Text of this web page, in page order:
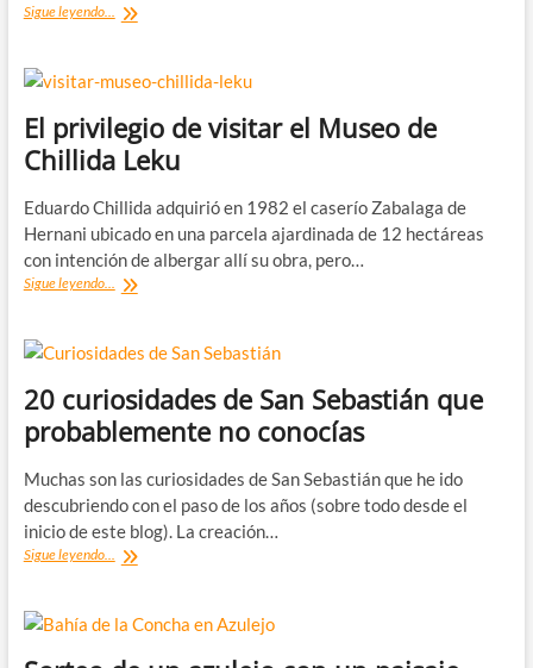
Sigue leyendo... Sidecars
Kutxa
Kluba
de
San
El privilegio de visitar el Museo de
Chillida Leku
Eduardo Chillida adquirió en 1982 el caserío Zabalaga de
Hernani ubicado en una parcela ajardinada de 12 hectáreas
con intención de albergar allí su obra, pero…
Sigue leyendo... El
visitar
Museo
de
Chillida
20 curiosidades de San Sebastián que
probablemente no conocías
Muchas son las curiosidades de San Sebastián que he ido
descubriendo con el paso de los años (sobre todo desde el
inicio de este blog). La creación…
Sigue leyendo... 20
San
que